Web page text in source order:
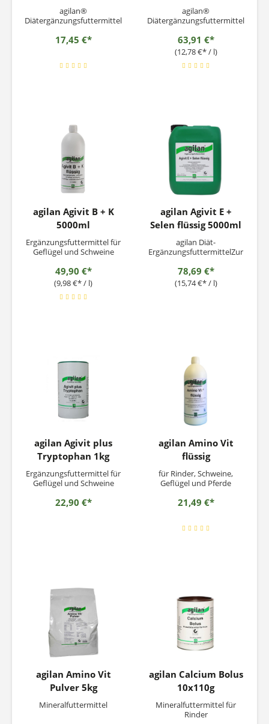
agilan®
Diätergänzungsfuttermittel
Vorbereitung auf Östrus
Pferden und Wiederkäuern
17,45 €*
agilan®
Diätergänzungsfuttermittel
Vorbereitung auf Östrus
und Reproduktion bei
Schweinen, Geflügel,
Pferden und Wiederkäuern
63,91 €*
(12,78 €* / l)
agilan Agivit B + K
5000ml
Ergänzungsfuttermittel für
Geflügel und Schweine
49,90 €*
(9,98 €* / l)
agilan Agivit E +
Selen flüssig 5000ml
agilan Diät-
ErgänzungsfuttermittelZur
Vitaminversorgung Zur
Unterstützung der
Vorbereitung auf Östrus
sowie...
78,69 €*
(15,74 €* / l)
agilan Agivit plus
Tryptophan 1kg
Ergänzungsfuttermittel für
Geflügel und Schweine
22,90 €*
agilan Amino Vit
flüssig
für Rinder, Schweine,
Geflügel und Pferde
21,49 €*
agilan Amino Vit
Pulver 5kg
Mineralfuttermittel
agilan Calcium Bolus
10x110g
Mineralfuttermittel für
Rinder